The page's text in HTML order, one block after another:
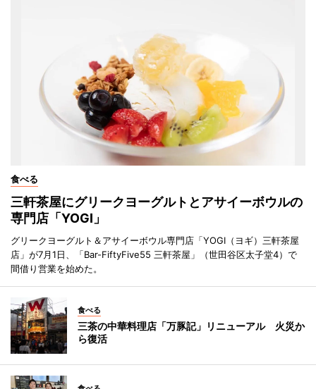
食べる
三軒茶屋にグリークヨーグルトとアサイーボウルの
専門店「YOGI」
グリークヨーグルト＆アサイーボウル専門店「YOGI（ヨギ）三軒茶屋
店」が7月1日、「Bar-FiftyFive55 三軒茶屋」（世田谷区太子堂4）で
間借り営業を始めた。
食べる
三茶の中華料理店「万豚記」リニューアル 火災か
ら復活